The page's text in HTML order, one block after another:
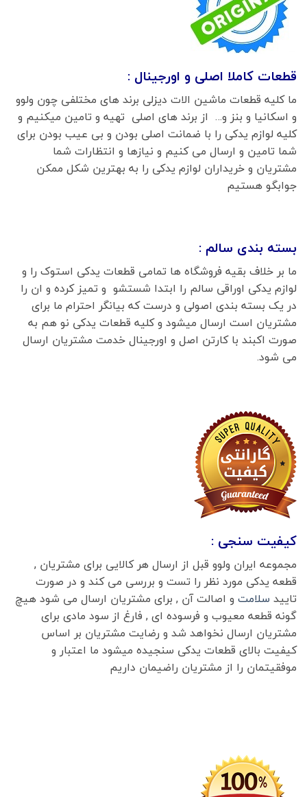
قطعات کاملا اصلی و اورجینال :
ما کلیه قطعات ماشین الات دیزلی برند های مختلفی چون ولوو
و اسکانیا و بنز و… از برند های اصلی تهیه و تامین میکنیم و
کلیه لوازم یدکی را با ضمانت اصلی بودن و بی عیب بودن برای
شما تامین و ارسال می کنیم و نیازها و انتظارات شما
مشتریان و خریداران لوازم یدکی را به بهترین شکل ممکن
جوابگو هستیم
بسته بندی سالم :
ما بر خلاف بقیه فروشگاه ها تمامی قطعات یدکی استوک را و
لوازم یدکی اوراقی سالم را ابتدا شستشو و تمیز کرده و ان را
در یک بسته بندی اصولی و درست که بیانگر احترام ما برای
مشتریان است ارسال میشود و کلیه قطعات یدکی نو هم به
صورت اکبند با کارتن اصل و اورجینال خدمت مشتریان ارسال
می شود.
کیفیت سنجی :
مجموعه ایران ولوو قبل از ارسال هر کالایی برای مشتریان ,
قطعه یدکی مورد نظر را تست و بررسی می کند و در صورت
تایید سلامت و اصالت آن , برای مشتریان ارسال می شود هیچ
گونه قطعه معیوب و فرسوده ای , فارغ از سود مادی برای
مشتریان ارسال نخواهد شد و رضایت مشتریان بر اساس
کیفیت بالای قطعات یدکی سنجیده میشود ما اعتبار و
موفقیتمان را از مشتریان راضیمان داریم